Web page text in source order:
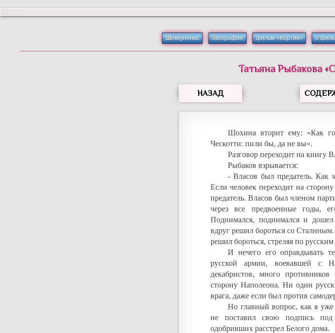
Шевкуненко биография фильм «Кортик» о
Татьяна Рыбакова «
НАЗАД
Шохина вторит ему: «Как
Ческотти: пили бы, да не вы».
Разговор переходит на книгу
Рыбаков взрывается:
- Власов был предатель. Как
Если человек переходит на
предатель. Власов был членом
через все предвоенные годы,
Поднимался, поднимался и
вдруг решил бороться со
решил бороться, стреляя по
И нечего его оправдывать
русской армии, воевавшей с
декабристов, много
сторону Наполеона. Ни один
врага, даже если был против
Но главный вопрос, как я
не поставил свою подпись под
одобривших расстрел Белого дома.